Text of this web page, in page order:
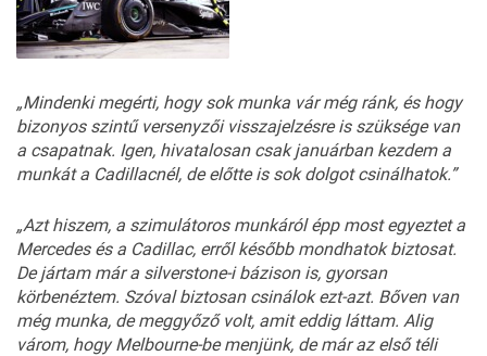
„Mindenki megérti, hogy sok munka vár még ránk, és hogy
bizonyos szintű versenyzői visszajelzésre is szüksége van
a csapatnak. Igen, hivatalosan csak januárban kezdem a
munkát a Cadillacnél, de előtte is sok dolgot csinálhatok.”
„Azt hiszem, a szimulátoros munkáról épp most egyeztet a
Mercedes és a Cadillac, erről később mondhatok biztosat.
De jártam már a silverstone-i bázison is, gyorsan
körbenéztem. Szóval biztosan csinálok ezt-azt. Bőven van
még munka, de meggyőző volt, amit eddig láttam. Alig
várom, hogy Melbourne-be menjünk, de már az első téli